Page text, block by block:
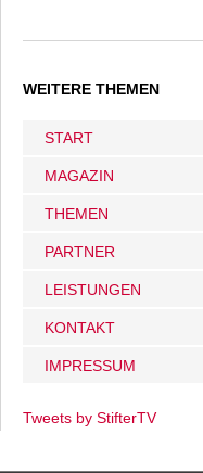
WEITERE THEMEN
START
MAGAZIN
THEMEN
PARTNER
LEISTUNGEN
KONTAKT
IMPRESSUM
Tweets by StifterTV